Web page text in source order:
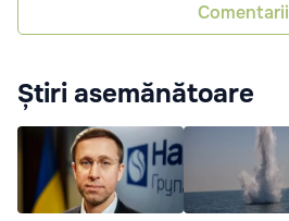
Comentarii
Știri asemănătoare